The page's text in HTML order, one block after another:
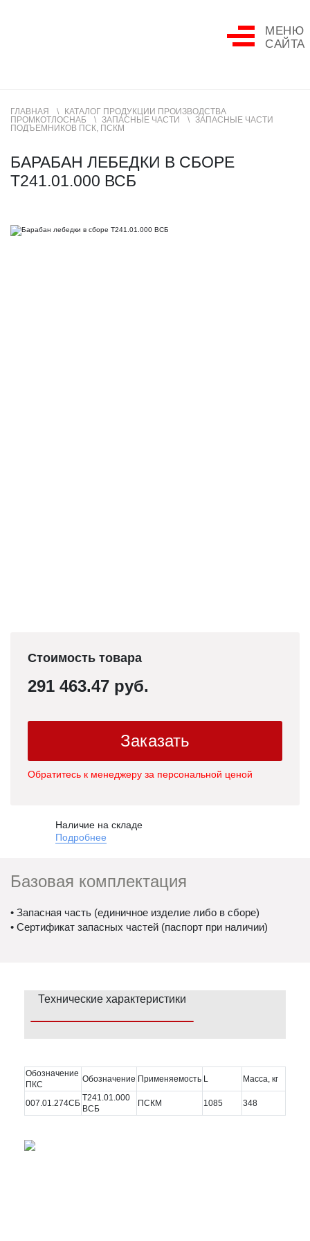
МЕНЮ
САЙТА
ГЛАВНАЯ
КАТАЛОГ ПРОДУКЦИИ ПРОИЗВОДСТВА
ПРОМКОТЛОСНАБ
ЗАПАСНЫЕ ЧАСТИ
ЗАПАСНЫЕ ЧАСТИ
ПОДЪЕМНИКОВ ПСК, ПСКМ
БАРАБАН ЛЕБЕДКИ В СБОРЕ
Т241.01.000 ВСБ
Стоимость товара
291 463.47 руб.
Заказать
Обратитесь к менеджеру за персональной ценой
Наличие на складе
Подробнее
Базовая комплектация
• Запасная часть (единичное изделие либо в сборе)
• Сертификат запасных частей (паспорт при наличии)
Технические характеристики
Обозначение
ПКС
Обозначение Применяемость L Масса, кг
007.01.274СБ
Т241.01.000
ВСБ
ПСКМ 1085 348